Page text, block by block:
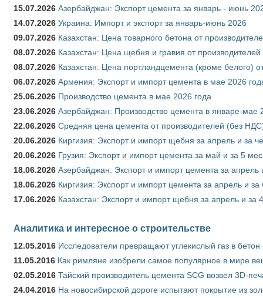
15.07.2026 Азербайджан: Экспорт цемента за январь - июнь
14.07.2026 Украина: Импорт и экспорт за январь-июнь 2026
09.07.2026 Казахстан: Цена товарного бетона от
08.07.2026 Казахстан: Цена щебня и гравия от
08.07.2026 Казахстан: Цена портландцемента (кроме белого)
06.07.2026 Армения: Экспорт и импорт цемента в мае 2026
25.06.2026 Производство цемента в мае 2026 года
23.06.2026 Азербайджан: Производство цемента в январе-мае
22.06.2026 Средняя цена цемента от производителей (без
20.06.2026 Киргизия: Экспорт и импорт щебня за апрель и за
20.06.2026 Грузия: Экспорт и импорт цемента за май и за 5
18.06.2026 Азербайджан: Экспорт и импорт цемента за
18.06.2026 Киргизия: Экспорт и импорт цемента за апрель и
17.06.2026 Казахстан: Экспорт и импорт щебня за апрель и за
Аналитика и интересное о строительстве
12.05.2016 Исследователи превращают углекислый газ в бетон
11.05.2016 Как римляне изобрели самое популярное в мире
02.05.2016 Тайский производитель цемента SCG возвел 3D-
24.04.2016 На новосибирской дороге испытают покрытие из